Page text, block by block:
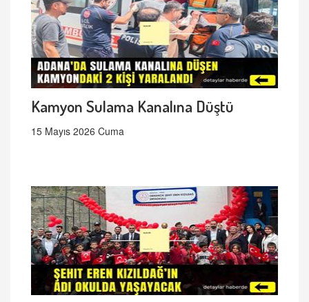
Kamyon Sulama Kanalına Düştü
15 Mayıs 2026 Cuma